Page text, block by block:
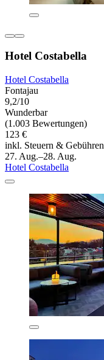
Hotel Costabella
Hotel Costabella
Fontajau
9,2/10
Wunderbar
(1.003 Bewertungen)
123 €
inkl. Steuern & Gebühren
27. Aug.–28. Aug.
Hotel Costabella